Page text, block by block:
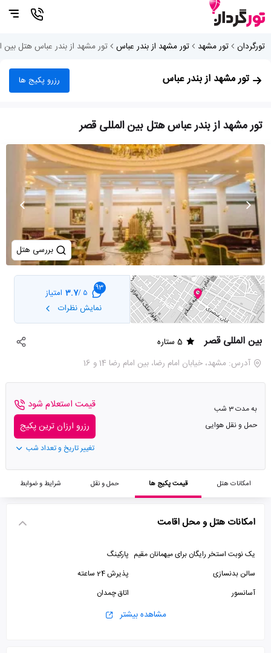
تورگردان تور مشهد تور مشهد از بندر عباس تور مشهد از بندر عباس هتل بین
تور مشهد از بندر عباس رزرو پکیج ها
تور مشهد از بندر عباس هتل بین المللی قصر
بررسی هتل
93
5 /
3.7 امتیاز
نمایش نظرات
بین المللی قصر
5 ستاره
آدرس: مشهد، خیابان امام رضا، بین امام رضا 14 و 16
به مدت 3 شب
حمل و نقل هوایی
قیمت استعلام شود
رزرو ارزان ترین پکیج
تغییر تاریخ و تعداد شب
امکانات هتل قیمت پکیج ها حمل و نقل شرایط و ضوابط
امکانات هتل و محل اقامت
یک نوبت استخر رایگان برای میهمانان مقیم پارکینگ
سالن بدنسازی
پذیرش 24 ساعته
آسانسور
اتاق چمدان
صرافیمشاهده بیشتر